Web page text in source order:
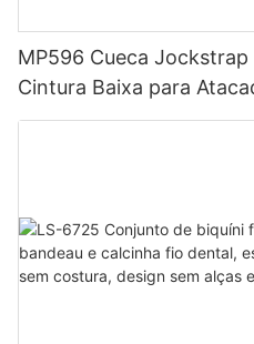
MP596 Cueca
Cintura Baixa para
Respirável, Estilo Hipster